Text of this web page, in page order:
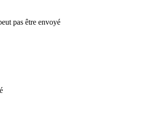
pas être envoyé